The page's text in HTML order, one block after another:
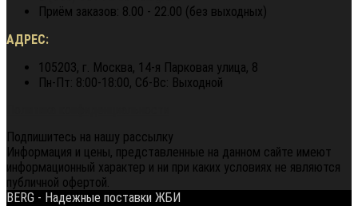
Приём заказов: 8.00 - 22.00 (без выходных)
АДРЕС:
105203, г. Москва, 14-я Парковая улица, 8
Пн-Пт: 8:00-18:00, Сб-Вс: Выходной
Подпишитесь на нашу рассылку
Информация и цены, представленные на данном сайте имеют
информационный характер и ни при каких условиях не являются
публичной офертой.
BERG - Надежные поставки ЖБИ